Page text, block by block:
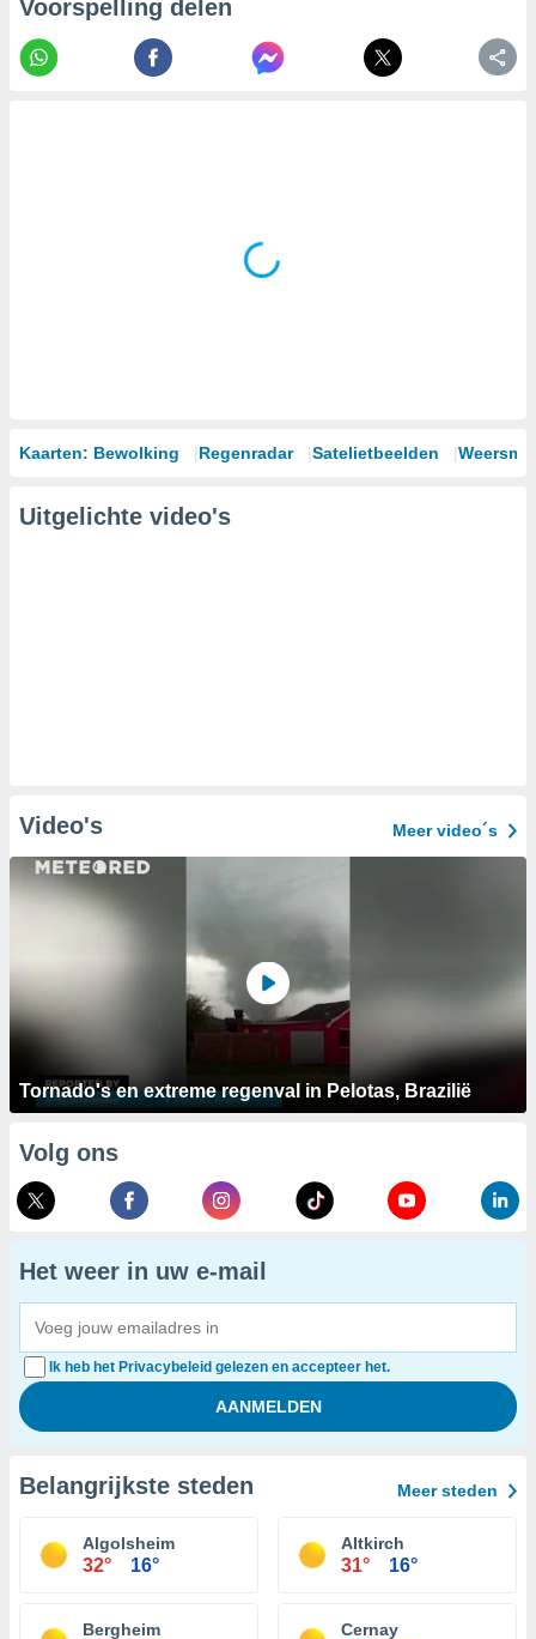
Voorspelling delen
Kaarten: Bewolking Regenradar Satelietbeelden
Uitgelichte video's
Video's Meer video´s
Tornado's en extreme regenval in Pelotas, Brazilië
Volg ons
Het weer in uw e-mail
Ik heb het Privacybeleid gelezen en accepteer het.
Belangrijkste steden Meer steden
Algolsheim
32° 16°
Altkirch
31° 16°
Bergheim Cernay